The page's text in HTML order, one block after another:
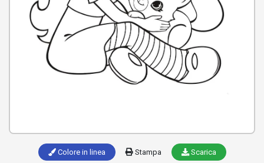
Colore in linea Stampa Scarica